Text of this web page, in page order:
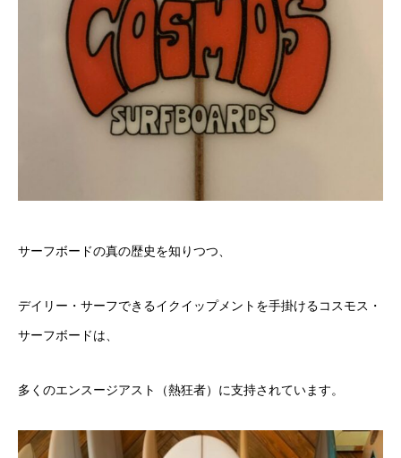
サーフボードの真の歴史を知りつつ、
デイリー・サーフできるイクイップメントを手掛けるコスモス・
サーフボードは、
多くのエンスージアスト（熱狂者）に支持されています。